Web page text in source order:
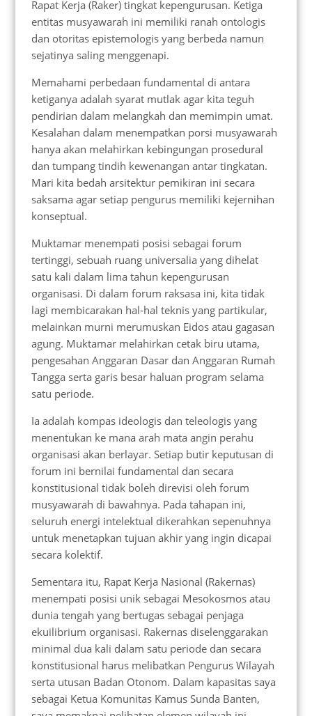
Rapat Kerja (Raker) tingkat kepengurusan. Ketiga
entitas musyawarah ini memiliki ranah ontologis
dan otoritas epistemologis yang berbeda namun
sejatinya saling menggenapi.
Memahami perbedaan fundamental di antara
ketiganya adalah syarat mutlak agar kita teguh
pendirian dalam melangkah dan memimpin umat.
Kesalahan dalam menempatkan porsi musyawarah
hanya akan melahirkan kebingungan prosedural
dan tumpang tindih kewenangan antar tingkatan.
Mari kita bedah arsitektur pemikiran ini secara
saksama agar setiap pengurus memiliki kejernihan
konseptual.
Muktamar menempati posisi sebagai forum
tertinggi, sebuah ruang universalia yang dihelat
satu kali dalam lima tahun kepengurusan
organisasi. Di dalam forum raksasa ini, kita tidak
lagi membicarakan hal-hal teknis yang partikular,
melainkan murni merumuskan Eidos atau gagasan
agung. Muktamar melahirkan cetak biru utama,
pengesahan Anggaran Dasar dan Anggaran Rumah
Tangga serta garis besar haluan program selama
satu periode.
Ia adalah kompas ideologis dan teleologis yang
menentukan ke mana arah mata angin perahu
organisasi akan berlayar. Setiap butir keputusan di
forum ini bernilai fundamental dan secara
konstitusional tidak boleh direvisi oleh forum
musyawarah di bawahnya. Pada tahapan ini,
seluruh energi intelektual dikerahkan sepenuhnya
untuk menetapkan tujuan akhir yang ingin dicapai
secara kolektif.
Sementara itu, Rapat Kerja Nasional (Rakernas)
menempati posisi unik sebagai Mesokosmos atau
dunia tengah yang bertugas sebagai penjaga
ekuilibrium organisasi. Rakernas diselenggarakan
minimal dua kali dalam satu periode dan secara
konstitusional harus melibatkan Pengurus Wilayah
serta utusan Badan Otonom. Dalam kapasitas saya
sebagai Ketua Komunitas Kamus Sunda Banten,